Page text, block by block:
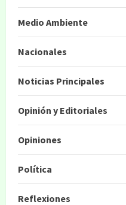
Medio Ambiente
Nacionales
Noticias Principales
Opinión y Editoriales
Opiniones
Política
Reflexiones